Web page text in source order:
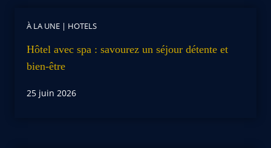
À LA UNE | HOTELS
Hôtel avec spa : savourez un séjour détente et
bien-être
25 juin 2026